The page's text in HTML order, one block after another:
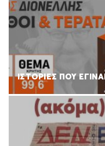
ΙΣΤΟΡΙΕΣ ΠΟΥ